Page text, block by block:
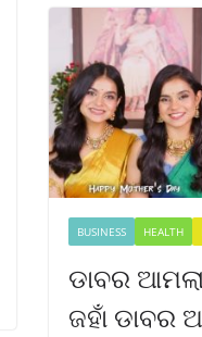
BUSINESS HEALTH
ଡାବର
ଜହାଁ ଡାବର